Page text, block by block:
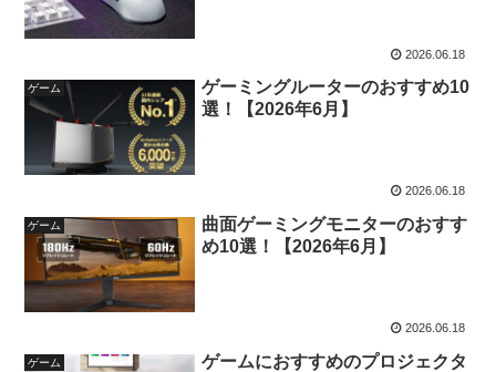
2026.06.18
ゲーム
ゲーミングルーターのおすすめ10
選！【2026年6月】
2026.06.18
ゲーム
曲面ゲーミングモニターのおすす
め10選！【2026年6月】
2026.06.18
ゲーム
ゲームにおすすめのプロジェクタ